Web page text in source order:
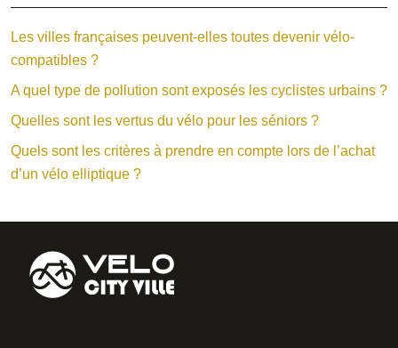
Les villes françaises peuvent-elles toutes devenir vélo-
compatibles ?
A quel type de pollution sont exposés les cyclistes urbains ?
Quelles sont les vertus du vélo pour les séniors ?
Quels sont les critères à prendre en compte lors de l’achat
d’un vélo elliptique ?